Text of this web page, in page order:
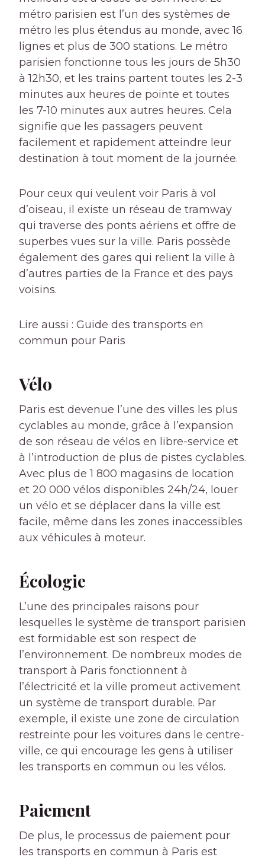
métro parisien est l’un des systèmes de
métro les plus étendus au monde, avec 16
lignes et plus de 300 stations. Le métro
parisien fonctionne tous les jours de 5h30
à 12h30, et les trains partent toutes les 2-3
minutes aux heures de pointe et toutes
les 7-10 minutes aux autres heures. Cela
signifie que les passagers peuvent
facilement et rapidement atteindre leur
destination à tout moment de la journée.
Pour ceux qui veulent voir Paris à vol
d’oiseau, il existe un réseau de tramway
qui traverse des ponts aériens et offre de
superbes vues sur la ville. Paris possède
également des gares qui relient la ville à
d’autres parties de la France et des pays
voisins.
Lire aussi : Guide des transports en
commun pour Paris
Vélo
Paris est devenue l’une des villes les plus
cyclables au monde, grâce à l’expansion
de son réseau de vélos en libre-service et
à l’introduction de plus de pistes cyclables.
Avec plus de 1 800 magasins de location
et 20 000 vélos disponibles 24h/24, louer
un vélo et se déplacer dans la ville est
facile, même dans les zones inaccessibles
aux véhicules à moteur.
Écologie
L’une des principales raisons pour
lesquelles le système de transport parisien
est formidable est son respect de
l’environnement. De nombreux modes de
transport à Paris fonctionnent à
l’électricité et la ville promeut activement
un système de transport durable. Par
exemple, il existe une zone de circulation
restreinte pour les voitures dans le centre-
ville, ce qui encourage les gens à utiliser
les transports en commun ou les vélos.
Paiement
De plus, le processus de paiement pour
les transports en commun à Paris est